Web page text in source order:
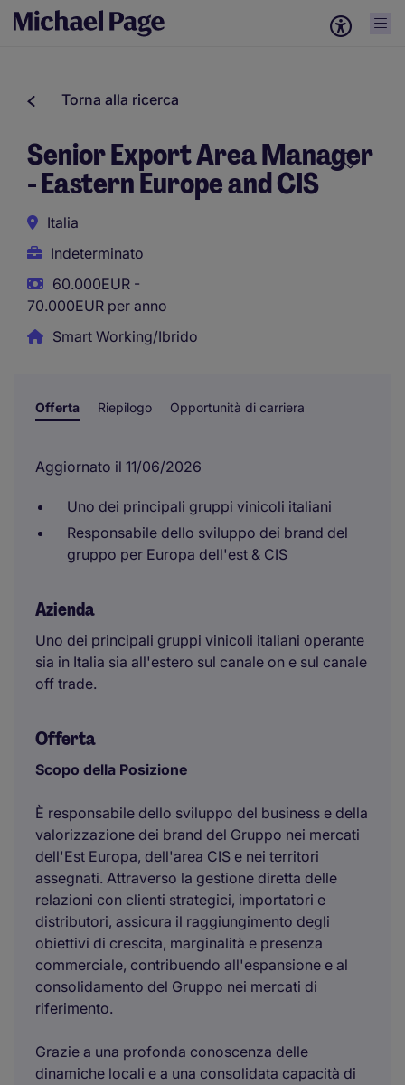
Torna alla ricerca
Senior Export Area Manager
- Eastern Europe and CIS
Italia
Indeterminato
60.000EUR -
70.000EUR per anno
Smart Working/Ibrido
Offerta Riepilogo Opportunità di carriera
Aggiornato il 11/06/2026
Uno dei principali gruppi vinicoli italiani
Responsabile dello sviluppo dei brand del
gruppo per Europa dell'est & CIS
Azienda
Uno dei principali gruppi vinicoli italiani operante
sia in Italia sia all'estero sul canale on e sul canale
off trade.
Offerta
Scopo della Posizione
È responsabile dello sviluppo del business e della
valorizzazione dei brand del Gruppo nei mercati
dell'Est Europa, dell'area CIS e nei territori
assegnati. Attraverso la gestione diretta delle
relazioni con clienti strategici, importatori e
distributori, assicura il raggiungimento degli
obiettivi di crescita, marginalità e presenza
commerciale, contribuendo all'espansione e al
consolidamento del Gruppo nei mercati di
riferimento.
Grazie a una profonda conoscenza delle
dinamiche locali e a una consolidata capacità di